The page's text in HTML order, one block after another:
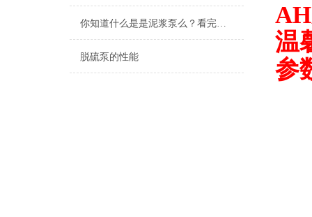
你知道什么是是泥浆泵么？看完本篇你就知道了
脱硫泵的性能
温
参